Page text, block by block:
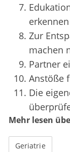
Zur
machen
Partner
Anstöße
Die
Mehr lesen
Geriatrie